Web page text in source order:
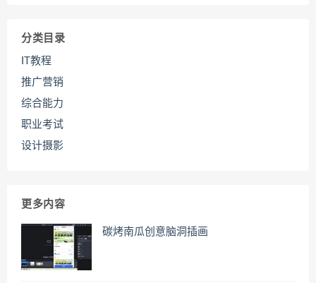
分类目录
IT教程
推广营销
综合能力
职业考试
设计摄影
更多内容
碳烤南瓜创意脑洞插画